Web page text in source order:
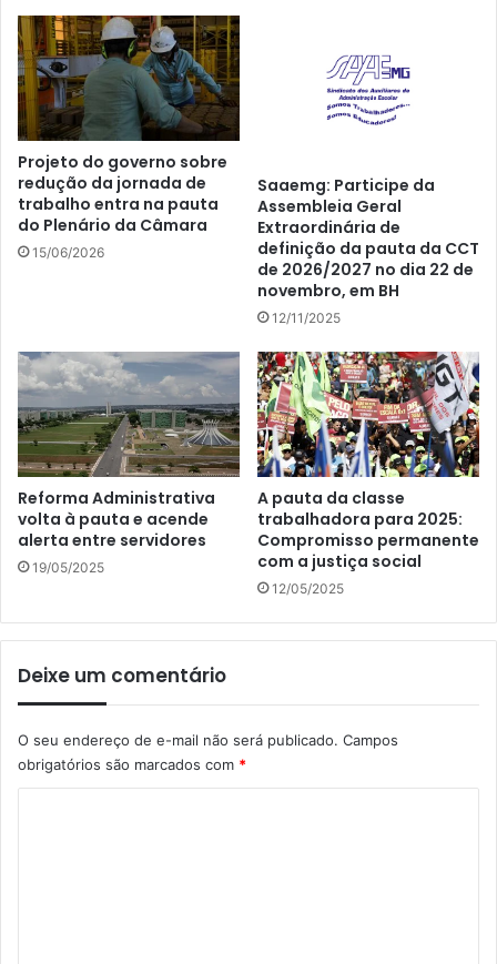
Projeto do governo sobre
redução da jornada de
trabalho entra na pauta
do Plenário da Câmara
15/06/2026
Saaemg: Participe da
Assembleia Geral
Extraordinária de
definição da pauta da CCT
de 2026/2027 no dia 22 de
novembro, em BH
12/11/2025
Reforma Administrativa
volta à pauta e acende
alerta entre servidores
19/05/2025
A pauta da classe
trabalhadora para 2025:
Compromisso permanente
com a justiça social
12/05/2025
Deixe um comentário
O seu endereço de e-mail não será publicado. Campos
obrigatórios são marcados com *